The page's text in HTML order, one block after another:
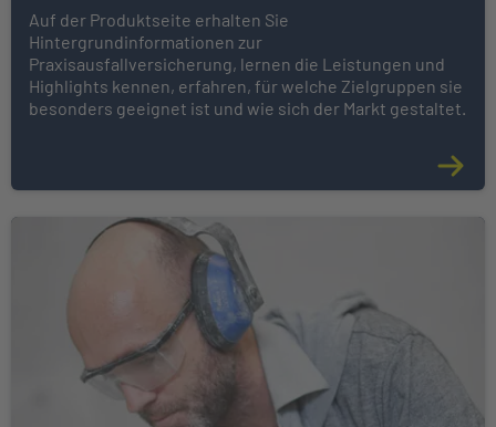
Auf der Produktseite erhalten Sie
Hintergrundinformationen zur
Praxisausfallversicherung, lernen die Leistungen und
Highlights kennen, erfahren, für welche Zielgruppen sie
besonders geeignet ist und wie sich der Markt gestaltet.